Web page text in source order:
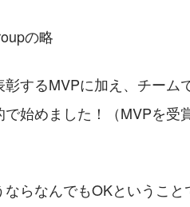
の略
するMVPに加え、チー
始めました！（MVPを受
らなんでもOKというこ